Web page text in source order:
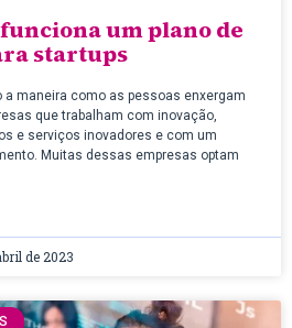
funciona um plano de
startups
maneira como as pessoas enxergam
que trabalham com inovação,
e serviços inovadores e com um
Muitas dessas empresas optam
de 2023